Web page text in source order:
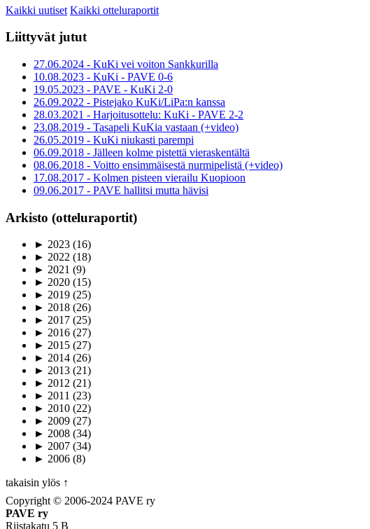
Kaikki uutiset Kaikki otteluraportit
Liittyvät jutut
27.06.2024 - KuKi vei voiton Sankkurilla
10.08.2023 - KuKi - PAVE 0-6
19.05.2023 - PAVE - KuKi 2-0
26.09.2022 - Pistejako KuKi/LiPa:n kanssa
28.03.2021 - Harjoitusottelu: KuKi - PAVE 2-2
23.08.2019 - Tasapeli KuKia vastaan (+video)
26.05.2019 - KuKi niukasti parempi
06.09.2018 - Jälleen kolme pistettä vieraskentältä
08.06.2018 - Voitto ensimmäisestä nurmipelistä (+video)
17.08.2017 - Kolmen pisteen vierailu Kuopioon
09.06.2017 - PAVE hallitsi mutta hävisi
Arkisto (otteluraportit)
► 2023 (16)
► 2022 (18)
► 2021 (9)
► 2020 (15)
► 2019 (25)
► 2018 (26)
► 2017 (25)
► 2016 (27)
► 2015 (27)
► 2014 (26)
► 2013 (21)
► 2012 (21)
► 2011 (23)
► 2010 (22)
► 2009 (27)
► 2008 (34)
► 2007 (34)
► 2006 (8)
takaisin ylös ↑
Copyright © 2006-2024 PAVE ry
PAVE ry
Riistakatu 5 B